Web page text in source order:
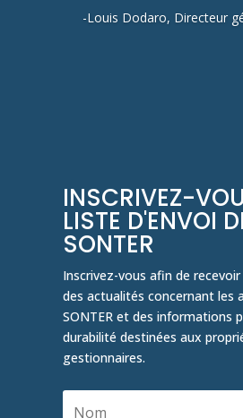
-Louis Dodaro, Directeur
INSCRIVEZ-
LISTE D'ENVOI
SONTER
Inscrivez-vous afin de
des actualités concernant les
SONTER et des informations
durabilité destinées aux
gestionnaires.